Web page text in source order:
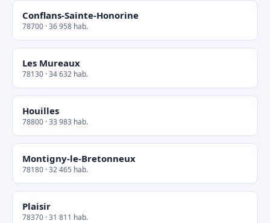
Conflans-Sainte-Honorine
78700 · 36 958 hab.
Les Mureaux
78130 · 34 632 hab.
Houilles
78800 · 33 983 hab.
Montigny-le-Bretonneux
78180 · 32 465 hab.
Plaisir
78370 · 31 811 hab.